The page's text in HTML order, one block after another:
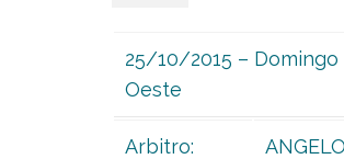
25/10/2015 – Domingo
Oeste
Arbitro: